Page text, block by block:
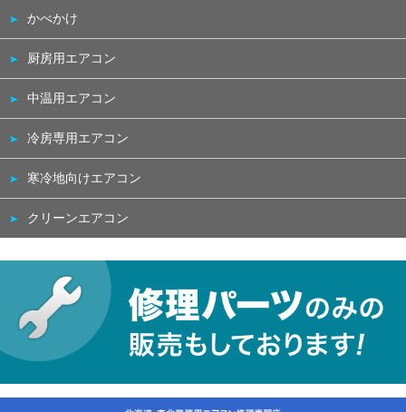
かべかけ
厨房用エアコン
中温用エアコン
冷房専用エアコン
寒冷地向けエアコン
クリーンエアコン